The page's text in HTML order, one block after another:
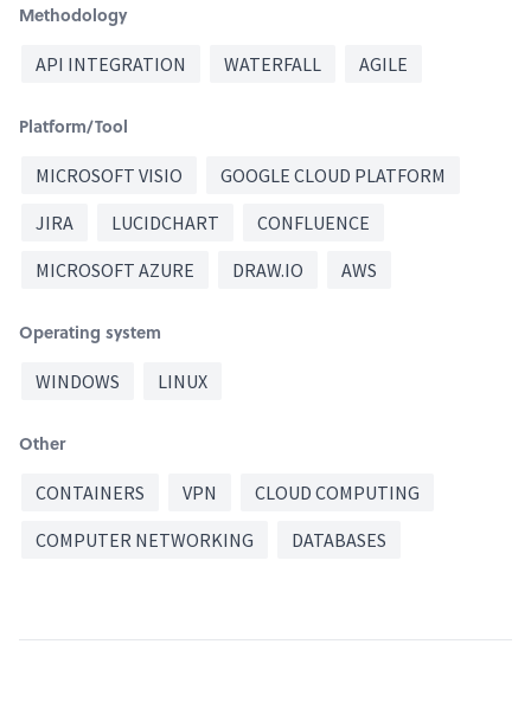
Methodology
API INTEGRATION WATERFALL AGILE
Platform/Tool
MICROSOFT VISIO
GOOGLE CLOUD PLATFORM
JIRA
LUCIDCHART
CONFLUENCE
MICROSOFT AZURE
DRAW.IO AWS
Operating system
WINDOWS LINUX
Other
CONTAINERS VPN
CLOUD COMPUTING
COMPUTER NETWORKING
DATABASES